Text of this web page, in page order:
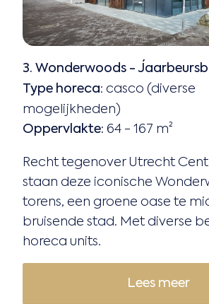
3. Wonderwoods -
Type horeca: casco (diverse
mogelijkheden)
Oppervlakte: 64 - 167 m²
Recht tegenover Utrecht
staan deze iconische
torens, een groene oase te
bruisende stad. Met diverse
horeca units.
Lees meer